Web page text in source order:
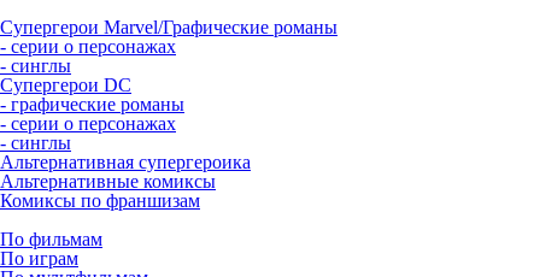
Супергерои Marvel/Графические романы
- серии о персонажах
- синглы
Супергерои DC
- графические романы
- серии о персонажах
- синглы
Альтернативная супергероика
Альтернативные комиксы
Комиксы по франшизам
По фильмам
По играм